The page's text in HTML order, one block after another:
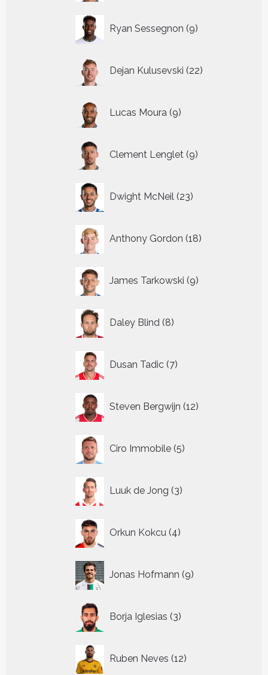
Ryan Sessegnon 9
producten
Dejan Kulusevski 22
producten
Lucas Moura 9
producten
Clement Lenglet 9
producten
Dwight McNeil 23
producten
Anthony Gordon 18
producten
James Tarkowski 9
producten
Daley Blind 8
producten
Dusan Tadic 7
producten
Steven Bergwijn 12
producten
Ciro Immobile 5
producten
Luuk de Jong 3
producten
Orkun Kokcu 4
producten
Jonas Hofmann 9
producten
Borja Iglesias 3
producten
Ruben Neves 12
producten